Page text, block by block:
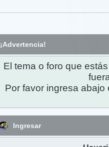
¡Advertencia!
El tema o foro que
Por favor ingresa
Ingresar